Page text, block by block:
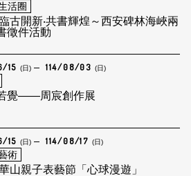
活圈
古開新‧共書輝煌～西安碑林海峽兩
徵件活動
15 (日) 114/08/03 (日)
覺——周宸創作展
15 (日) 114/08/17 (日)
術
山親子表藝節「心球漫遊」